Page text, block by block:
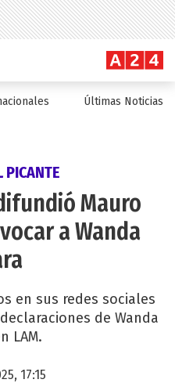
Últimas Noticias
PICANTE
Mauro
a Wanda
en sus redes sociales
de Wanda
LAM.
17:15